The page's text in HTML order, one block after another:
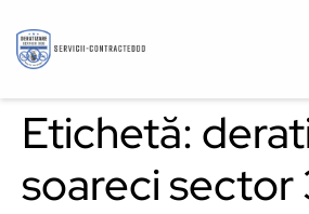
Etichetă:
soareci sector